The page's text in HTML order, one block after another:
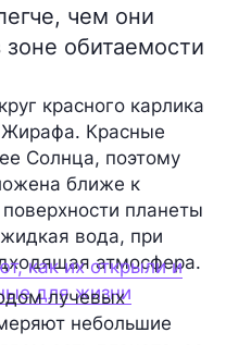
чем они
обитаемости
красного карлика
Жирафа. Красные
Солнца, поэтому
ближе к
планеты
вода, при
атмосфера.
как их открыли и
для жизни
лучевых
небольшие